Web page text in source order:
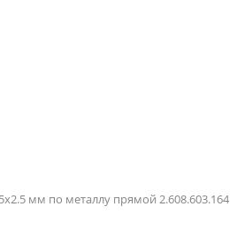
мм по металлу прямой 2.608.603.164